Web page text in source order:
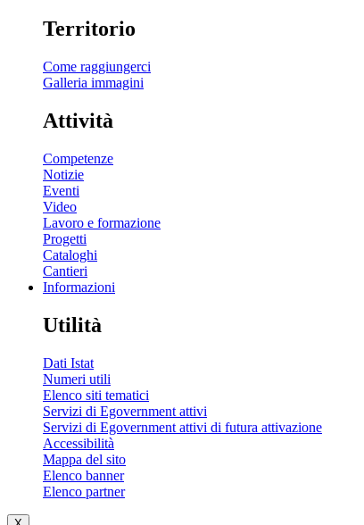
Territorio
Come raggiungerci
Galleria immagini
Attività
Competenze
Notizie
Eventi
Video
Lavoro e formazione
Progetti
Cataloghi
Cantieri
Informazioni
Utilità
Dati Istat
Numeri utili
Elenco siti tematici
Servizi di Egovernment attivi
Servizi di Egovernment attivi di futura attivazione
Accessibilità
Mappa del sito
Elenco banner
Elenco partner